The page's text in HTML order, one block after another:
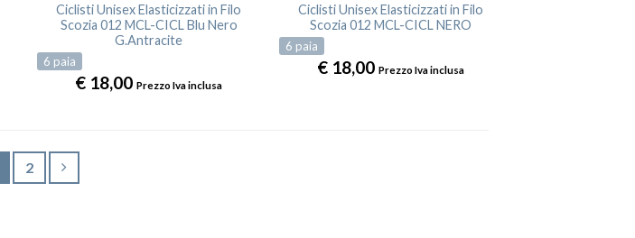
Ciclisti Unisex Elasticizzati in Filo
Scozia 012 MCL-CICL Blu Nero
G.Antracite
6 paia
€ 18,00 Prezzo Iva inclusa
Ciclisti Unisex Elasticizzati in Filo
Scozia 012 MCL-CICL NERO
6 paia
€18,00 Prezzo Iva inclusa
2